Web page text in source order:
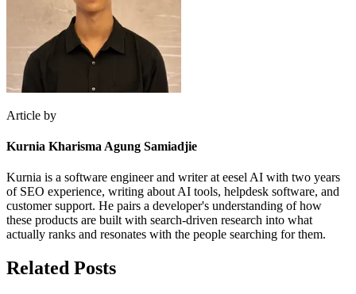
Article by
Kurnia Kharisma Agung Samiadjie
Kurnia is a software engineer and writer at eesel AI with two years
of SEO experience, writing about AI tools, helpdesk software, and
customer support. He pairs a developer's understanding of how
these products are built with search-driven research into what
actually ranks and resonates with the people searching for them.
Related Posts